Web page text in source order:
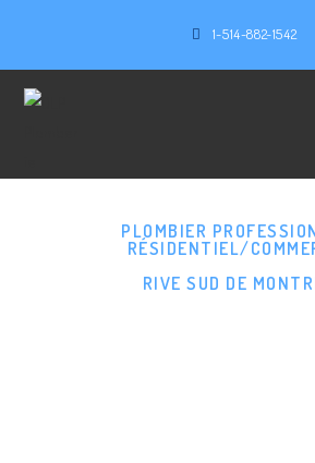
1-514-882-1542
PLOMBIER
RÉSIDENTIEL/
RIVE SUD DE